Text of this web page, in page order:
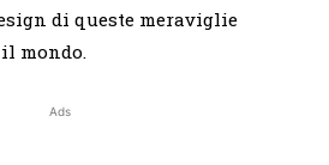
di queste meraviglie
mondo.
Ads